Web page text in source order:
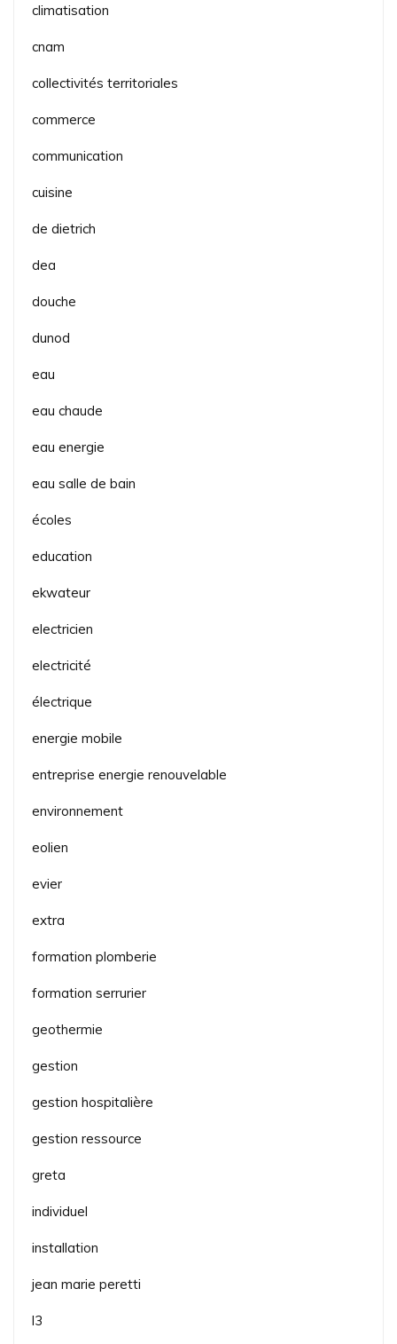
climatisation
cnam
collectivités territoriales
commerce
communication
cuisine
de dietrich
dea
douche
dunod
eau
eau chaude
eau energie
eau salle de bain
écoles
education
ekwateur
electricien
electricité
électrique
energie mobile
entreprise energie renouvelable
environnement
eolien
evier
extra
formation plomberie
formation serrurier
geothermie
gestion
gestion hospitalière
gestion ressource
greta
individuel
installation
jean marie peretti
l3